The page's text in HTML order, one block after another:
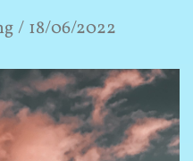
18/06/2022